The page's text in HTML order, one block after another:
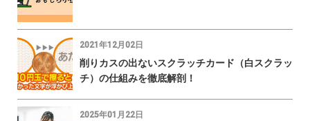
2021年12月02日
削りカスの出ないスクラッチカード（白スクラッ
チ）の仕組みを徹底解剖！
2025年01月22日